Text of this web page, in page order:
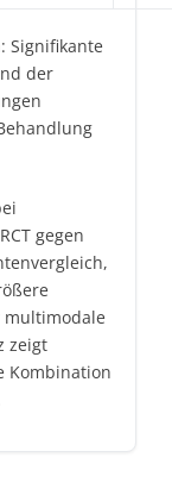
Signifikante
der
gegen
multimodale
zeigt
Kombination